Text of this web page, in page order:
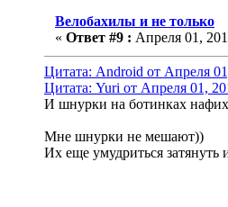
Велобахилы и не только
« Ответ #9 : Апреля 01,
Цитата: Android от Апреля
Цитата: Yuri от Апреля 01,
И шнурки на ботинках
Мне шнурки не мешают))
Их еще умудриться затянуть